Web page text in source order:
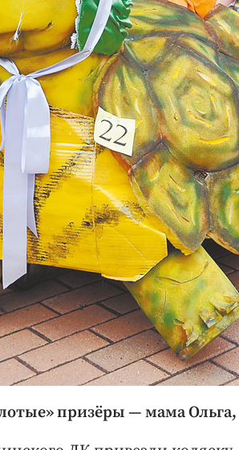
призёры — мама